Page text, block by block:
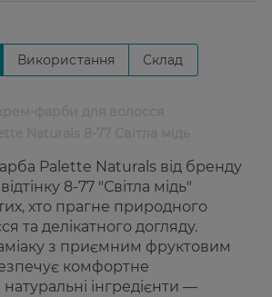
Використання Склад
Palette Naturals від бренду
8-77 "Світла мідь"
хто прагне природного
та делікатного догляду.
з приємним фруктовим
комфортне
інгредієнти —